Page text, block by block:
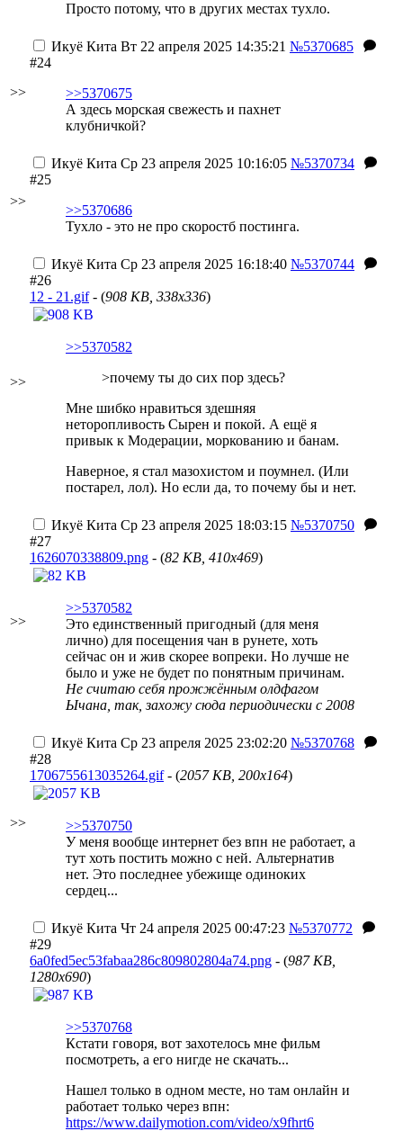
Просто потому, что в других местах тухло.
>>
Икуё Кита Вт 22 апреля 2025 14:35:21 №5370685
#24
>>5370675
А здесь морская свежесть и пахнет
клубничкой?
>>
Икуё Кита Ср 23 апреля 2025 10:16:05 №5370734
#25
>>5370686
Тухло - это не про скоростб постинга.
>>
Икуё Кита Ср 23 апреля 2025 16:18:40 №5370744
#26
12 - 21.gif- (908 KB, 338x336)
>>5370582
>почему ты до сих пор здесь?
Мне шибко нравиться здешняя
неторопливость Сырен и покой. А ещё я
привык к Модерации, моркованию и банам.
Наверное, я стал мазохистом и поумнел. (Или
постарел, лол). Но если да, то почему бы и нет.
>>
Икуё Кита Ср 23 апреля 2025 18:03:15 №5370750
#27
1626070338809.png - (82 KB, 410x469)
>>5370582
Это единственный пригодный (для меня
лично) для посещения чан в рунете, хоть
сейчас он и жив скорее вопреки. Но лучше не
было и уже не будет по понятным причинам.
Не считаю себя прожжённым олдфагом
Ычана, так, захожу сюда периодически с 2008
>>
Икуё Кита Ср 23 апреля 2025 23:02:20 №5370768
#28
1706755613035264.gif- (2057 KB, 200x164)
>>5370750
У меня вообще интернет без впн не работает, а
тут хоть постить можно с ней. Альтернатив
нет. Это последнее убежище одиноких
сердец...
Икуё Кита Чт 24 апреля 2025 00:47:23 №5370772
#29
6a0fed5ec53fabaa286c809802804a74.png - (987 KB,
1280x690)
>>5370768
Кстати говоря, вот захотелось мне фильм
посмотреть, а его нигде не скачать...
Нашел только в одном месте, но там онлайн и
работает только через впн:
https://www.dailymotion.com/video/x9fhrt6